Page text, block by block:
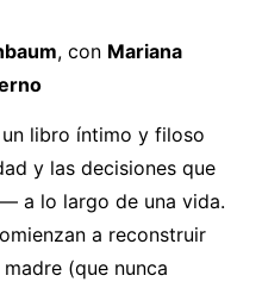
, con Mariana
libro íntimo y filoso
y las decisiones que
a lo largo de una vida.
a reconstruir
(que nunca